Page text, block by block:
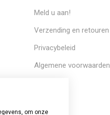
Meld u aan!
Verzending en retouren
Privacybeleid
Algemene voorwaarden
om onze